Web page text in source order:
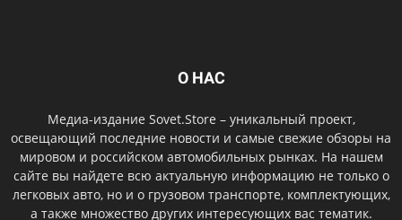
О НАС
Медиа-издание Sovet.Store – уникальный проект,
освещающий последние новости и самые свежие обзоры на
мировом и российском автомобильных рынках. На нашем
сайте вы найдете всю актуальную информацию не только о
легковых авто, но и о грузовом транспорте, комплектующих,
а также множество других интересующих вас тематик.